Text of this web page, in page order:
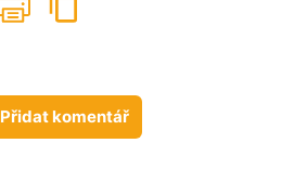
Přidat komentář